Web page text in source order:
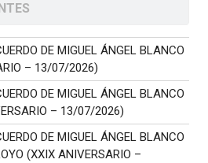
DE MIGUEL ÁNGEL BLANCO
– 13/07/2026)
DE MIGUEL ÁNGEL BLANCO
– 13/07/2026)
DE MIGUEL ÁNGEL BLANCO
(XXIX ANIVERSARIO –